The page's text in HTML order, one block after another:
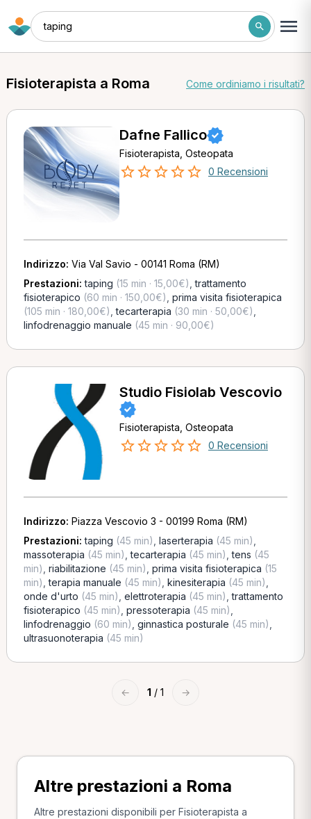
taping
Fisioterapista a Roma Come ordiniamo i risultati?
Dafne Fallico
Fisioterapista, Osteopata
0 Recensioni
Indirizzo: Via Val Savio - 00141 Roma (RM)
Prestazioni:taping (15 min · 15,00€) ,trattamento
fisioterapico (60 min · 150,00€) prima visita fisioterapica
(105 min · 180,00€) ,tecarterapia (30 min · 50,00€)
linfodrenaggio manuale (45 min · 90,00€)
Studio Fisiolab Vescovio
Fisioterapista, Osteopata
0 Recensioni
Indirizzo: Piazza Vescovio 3 - 00199 Roma (RM)
Prestazioni:taping (45 min) laserterapia (45 min)
massoterapia (45 min) ,tecarterapia (45 min) ,tens (45
min) riabilitazione (45 min) prima visita fisioterapica (15
min) ,terapia manuale (45 min) kinesiterapia (45 min)
onde d'urto (45 min) elettroterapia (45 min) ,trattamento
fisioterapico (45 min) pressoterapia (45 min)
linfodrenaggio (60 min) ginnastica posturale (45 min)
ultrasuonoterapia (45 min)
← 1 / 1 →
Altre prestazioni a Roma
Altre prestazioni disponibili per Fisioterapista a